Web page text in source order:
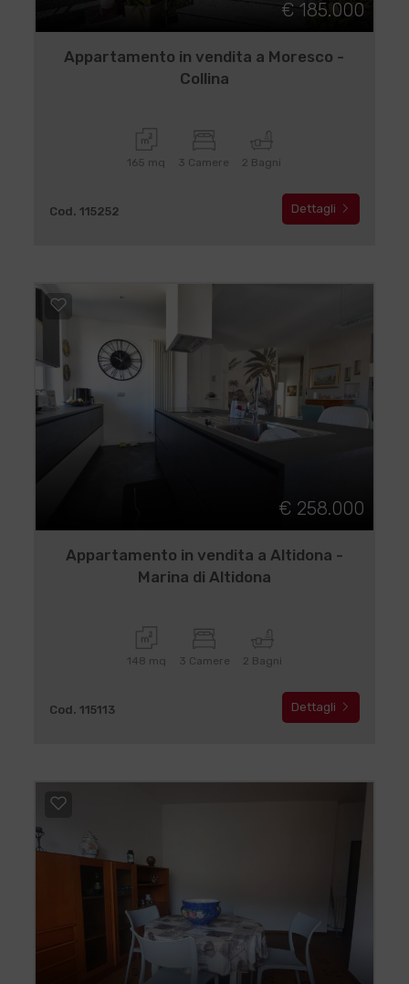
€ 185.000
Appartamento in vendita a Moresco -
Collina
165 mq 3 Camere 2 Bagni
Cod. 115252 Dettagli
€ 258.000
Appartamento in vendita a Altidona -
Marina di Altidona
148 mq 3 Camere 2 Bagni
Cod. 115113 Dettagli